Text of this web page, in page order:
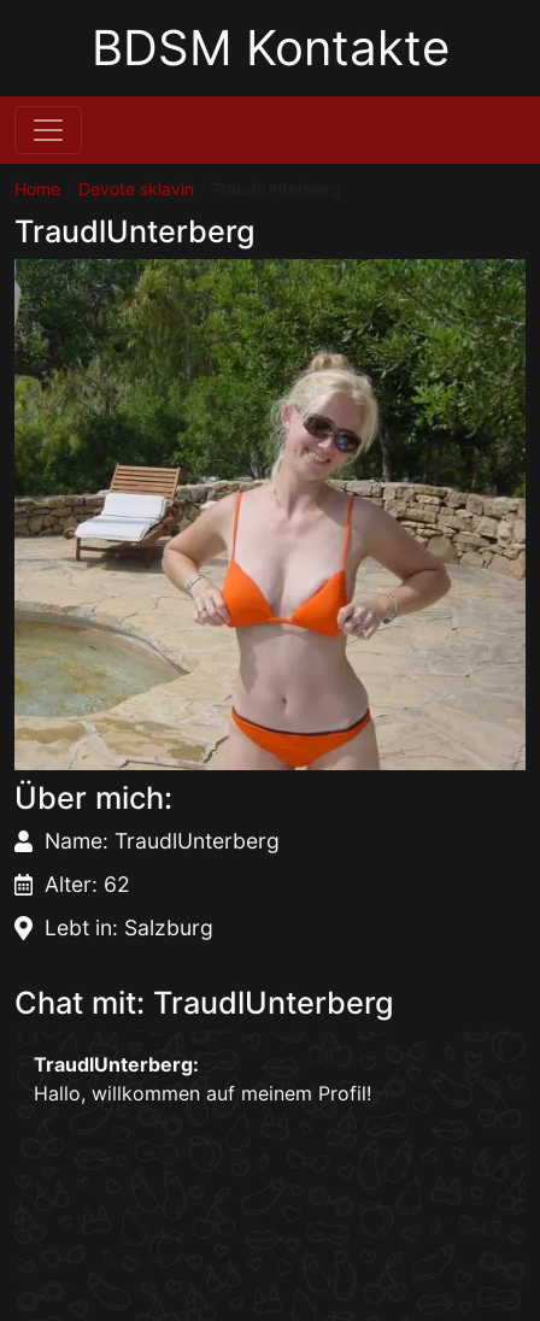
BDSM Kontakte
Home Devote sklavin
TraudlUnterberg
Über mich:
Name: TraudlUnterberg
Alter: 62
Lebt in: Salzburg
Chat mit: TraudlUnterberg
TraudlUnterberg:
Hallo, willkommen auf meinem Profil!